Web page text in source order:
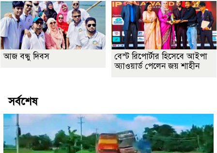
আজ বন্ধু দিবস
বেস্ট রিপোর্টার হিসেবে আইপা
অ্যাওয়ার্ড পেলেন জয় শাহীন
সর্বশেষ